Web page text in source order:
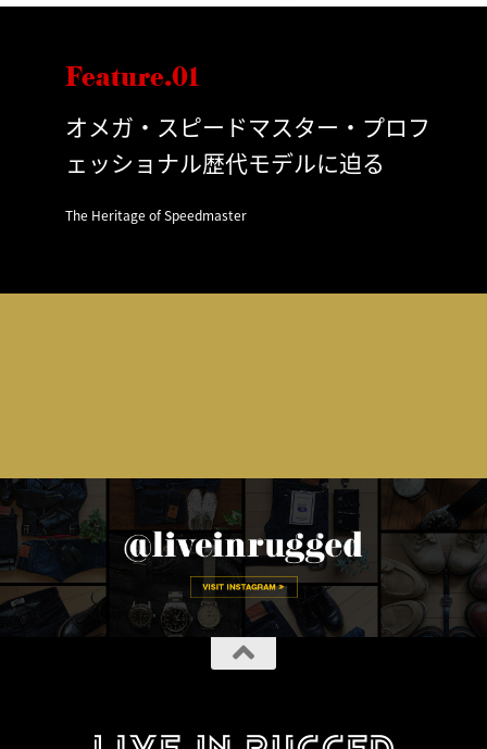
Feature.01
オメガ・スピードマスター・プロフ
ェッショナル歴代モデルに迫る
The Heritage of Speedmaster